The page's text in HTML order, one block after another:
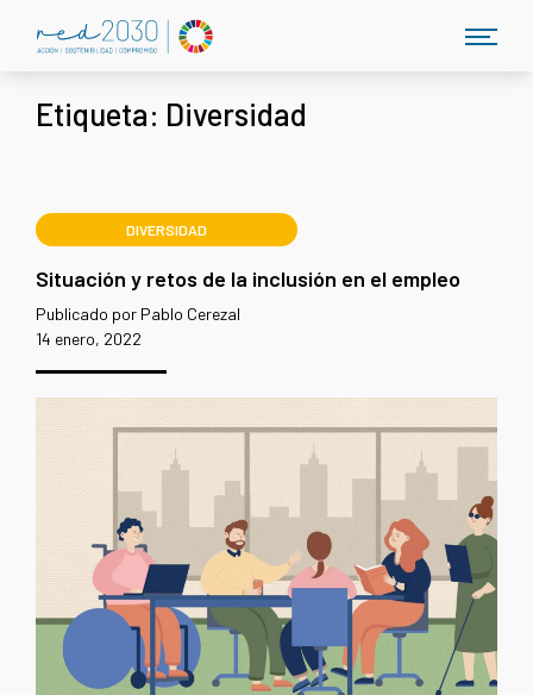
Etiqueta: Diversidad
DIVERSIDAD
Situación y retos de la inclusión en el empleo
Publicado por Pablo Cerezal
14 enero, 2022